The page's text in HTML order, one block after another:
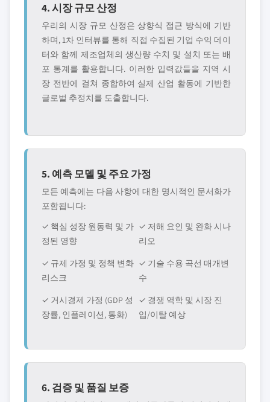
4. 시장 규모 산정
우리의 시장 규모 산정은 상향식 접근 방식에 기반
하며, 1차 인터뷰를 통해 직접 수집된 기업 수익 데이
터와 함께 제조업체의 생산량 수치 및 설치 또는 배
포 통계를 활용합니다. 이러한 입력값들을 지역 시
장 전반에 걸쳐 종합하여 실제 산업 활동에 기반한
글로벌 추정치를 도출합니다.
5. 예측 모델 및 주요 가정
모든 예측에는 다음 사항에 대한 명시적인 문서화가
포함됩니다:
✓ 핵심 성장 원동력 및 가
정된 영향
✓ 저해 요인 및 완화 시나
리오
✓ 규제 가정 및 정책 변화
리스크
✓ 기술 수용 곡선 매개변
수
✓ 거시경제 가정 (GDP 성
장률, 인플레이션, 통화)
✓ 경쟁 역학 및 시장 진
입/이탈 예상
6. 검증 및 품질 보증